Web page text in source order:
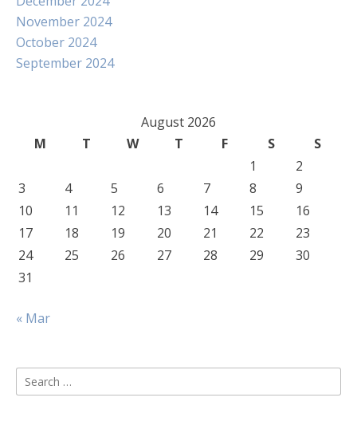
November 2024
October 2024
September 2024
August 2026
M
T W T F S
S
1
2
3
4 5 6 7 8
9
10
11 12 13 14 15
16
17
18 19 20 21 22
23
24
25 26 27 28 29
30
31
« Mar
Search
for: